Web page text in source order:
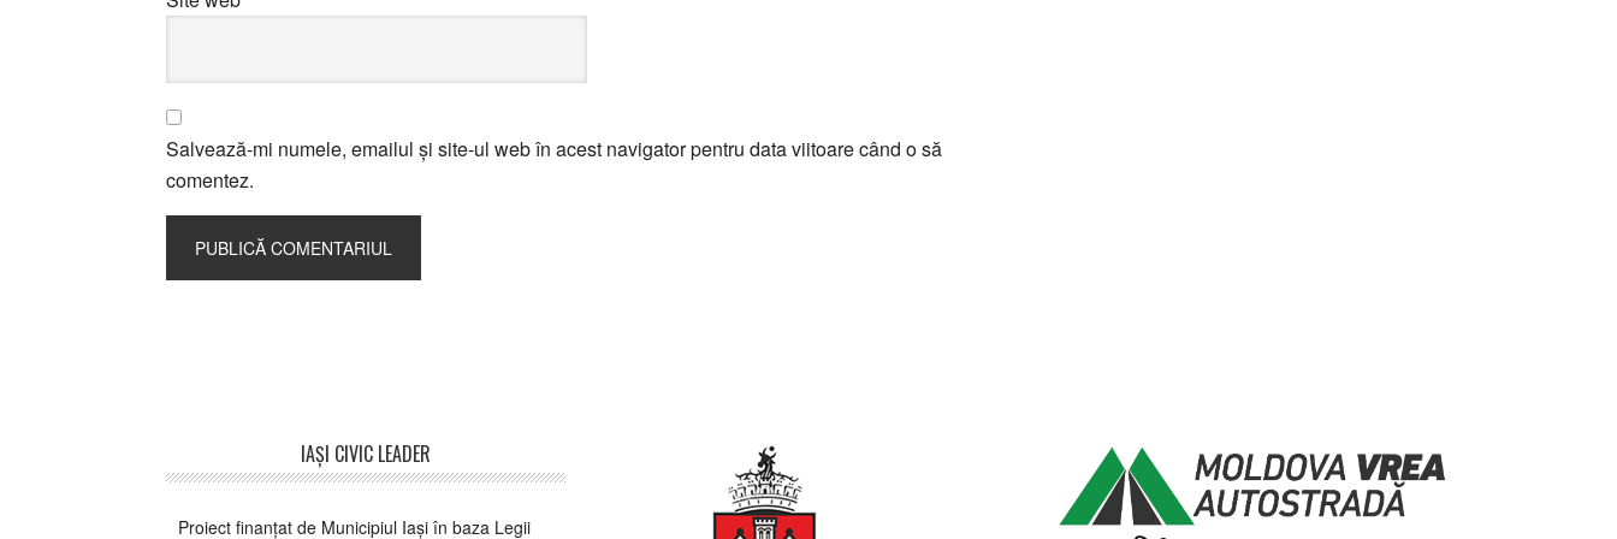
Salvează-mi numele, emailul și site-ul web în acest navigator pentru data viitoare când o să
comentez.
IAŞI CIVIC LEADER
Proiect finanțat de Municipiul Iași în baza Legii